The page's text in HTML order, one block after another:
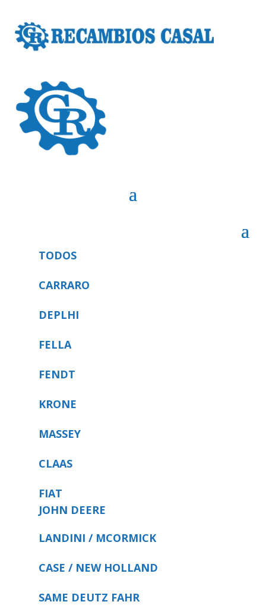
TODOS
CARRARO
DEPLHI
FELLA
FENDT
KRONE
MASSEY
CLAAS
FIAT
JOHN DEERE
LANDINI / MCORMICK
CASE / NEW HOLLAND
SAME DEUTZ FAHR